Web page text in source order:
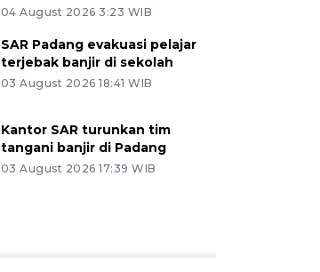
04 August 2026 3:23 WIB
SAR Padang evakuasi pelajar
terjebak banjir di sekolah
03 August 2026 18:41 WIB
Kantor SAR turunkan tim
tangani banjir di Padang
03 August 2026 17:39 WIB